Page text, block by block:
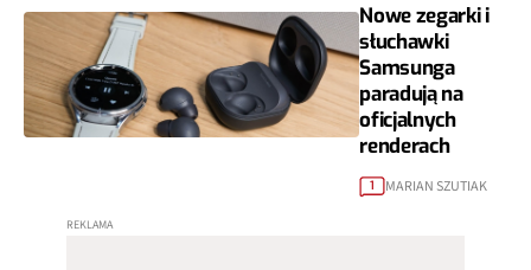
Nowe zegarki i
słuchawki
Samsunga
paradują na
oficjalnych
renderach
1 MARIAN SZUTIAK